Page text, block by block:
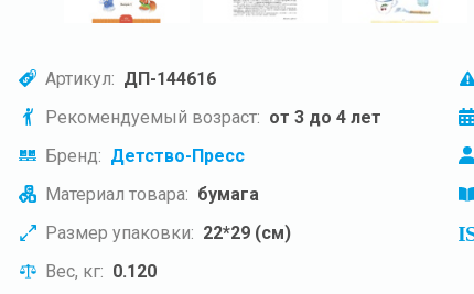
Артикул: ДП-144616
Рекомендуемый возраст: от 3 до 4 лет
Бренд: Детство-Пресс
Материал товара: бумага
Размер упаковки: 22*29 (см)
Вес, кг: 0.120